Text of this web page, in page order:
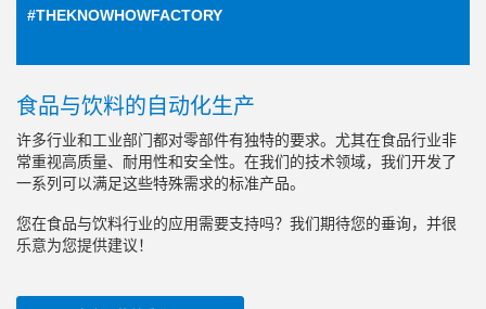
#THEKNOWHOWFACTORY
食品与饮料的自动化生产
许多行业和工业部门都对零部件有独特的要求。尤其在食品行业非
常重视高质量、耐用性和安全性。在我们的技术领域，我们开发了
一系列可以满足这些特殊需求的标准产品。
您在食品与饮料行业的应用需要支持吗？我们期待您的垂询，并很
乐意为您提供建议！